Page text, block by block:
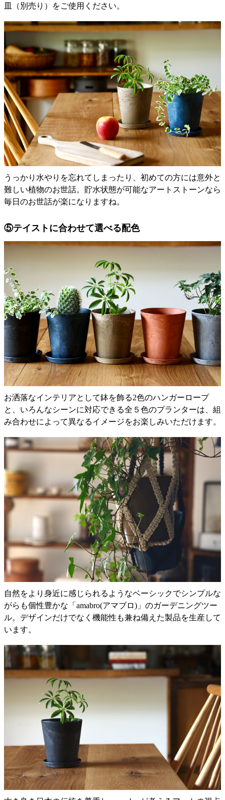
皿（別売り）をご使用ください。
うっかり水やりを忘れてしまったり、初めての方には意外と
難しい植物のお世話。貯水状態が可能なアートストーンなら
毎日のお世話が楽になりますね。
⑤テイストに合わせて選べる配色
お洒落なインテリアとして鉢を飾る2色のハンガーロープ
と、いろんなシーンに対応できる全５色のプランターは、組
み合わせによって異なるイメージをお楽しみいただけます。
自然をより身近に感じられるようなベーシックでシンプルな
がらも個性豊かな「amabro(アマブロ)」のガーデニングツー
ル。デザインだけでなく機能性も兼ね備えた製品を生産して
います。